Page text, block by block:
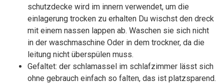
schutzdecke wird im innern verwendet, um die
einlagerung trocken zu erhalten Du wischst den dreck
mit einem nassen lappen ab. Waschen sie sich nicht
in der waschmaschine Oder in dem trockner, da die
leitung nicht überspülen muss.
Gefaltet: der schlamassel im schlafzimmer lässt sich
ohne gebrauch einfach so falten, das ist platzsparend.